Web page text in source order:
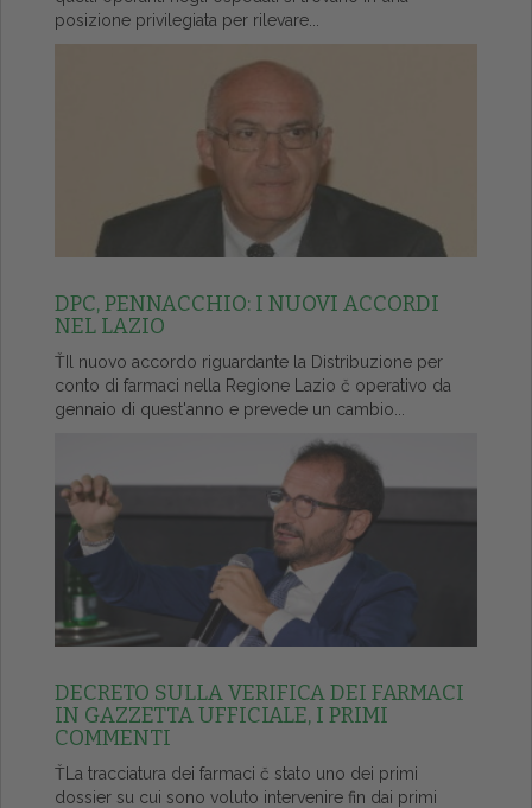
posizione privilegiata per rilevare...
DPC, PENNACCHIO: I NUOVI ACCORDI
NEL LAZIO
ŤIl nuovo accordo riguardante la Distribuzione per
conto di farmaci nella Regione Lazio č operativo da
gennaio di quest'anno e prevede un cambio...
DECRETO SULLA VERIFICA DEI FARMACI
IN GAZZETTA UFFICIALE, I PRIMI
COMMENTI
ŤLa tracciatura dei farmaci č stato uno dei primi
dossier su cui sono voluto intervenire fin dai primi